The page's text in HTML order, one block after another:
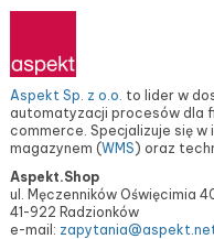
Aspekt Sp. z o.o. to lider w
automatyzacji procesów dla
commerce. Specjalizuje się
magazynem (WMS) oraz
Aspekt.Shop
ul. Męczenników Oświęcimia
41-922 Radzionków
e-mail: